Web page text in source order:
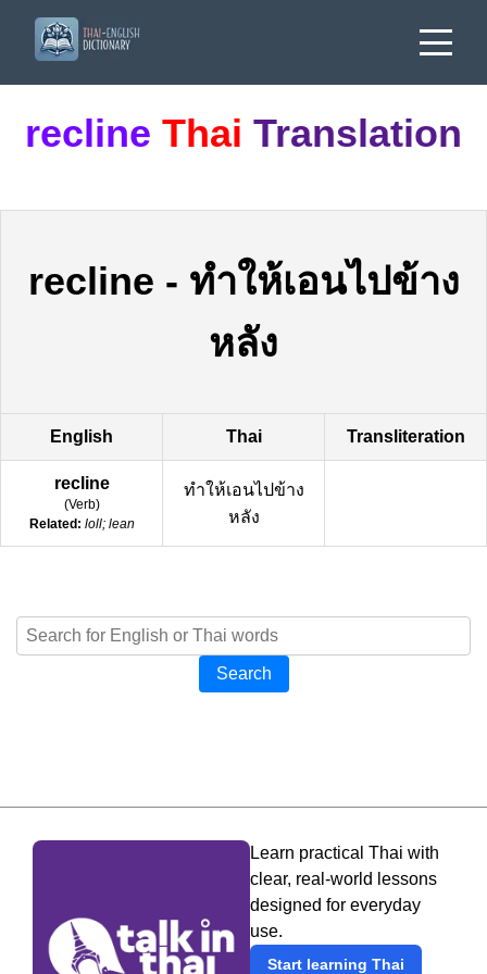
recline Thai Translation
recline - ทำให้เอนไปข้าง
หลัง
English Thai Transliteration
recline
(Verb)
Related: loll; lean
ทำให้เอนไปข้าง
หลัง
Search
Learn practical Thai with
clear, real-world lessons
designed for everyday
use.
Start learning Thai